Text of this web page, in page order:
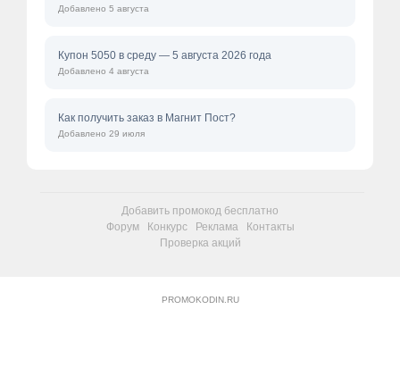
Добавлено 5 августа
Купон 5050 в среду — 5 августа 2026 года
Добавлено 4 августа
Как получить заказ в Магнит Пост?
Добавлено 29 июля
Добавить промокод бесплатно
Форум
Конкурс Реклама
Контакты
Проверка акций
PROMOKODIN.RU